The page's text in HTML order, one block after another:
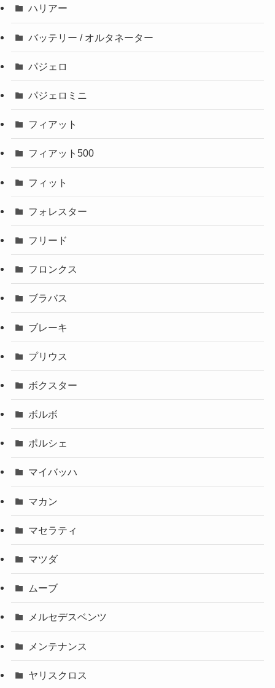
ハリアー
バッテリー / オルタネーター
パジェロ
パジェロミニ
フィアット
フィアット500
フィット
フォレスター
フリード
フロンクス
ブラバス
ブレーキ
プリウス
ボクスター
ボルボ
ポルシェ
マイバッハ
マカン
マセラティ
マツダ
ムーブ
メルセデスベンツ
メンテナンス
ヤリスクロス